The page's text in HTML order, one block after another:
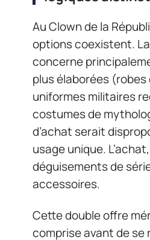
Au Clown de la
options coexistent.
concerne
plus élaborées (robes
uniformes militaires
costumes de
d’achat serait
usage unique.
déguisements de
accessoires.
Cette double offre
comprise avant de se